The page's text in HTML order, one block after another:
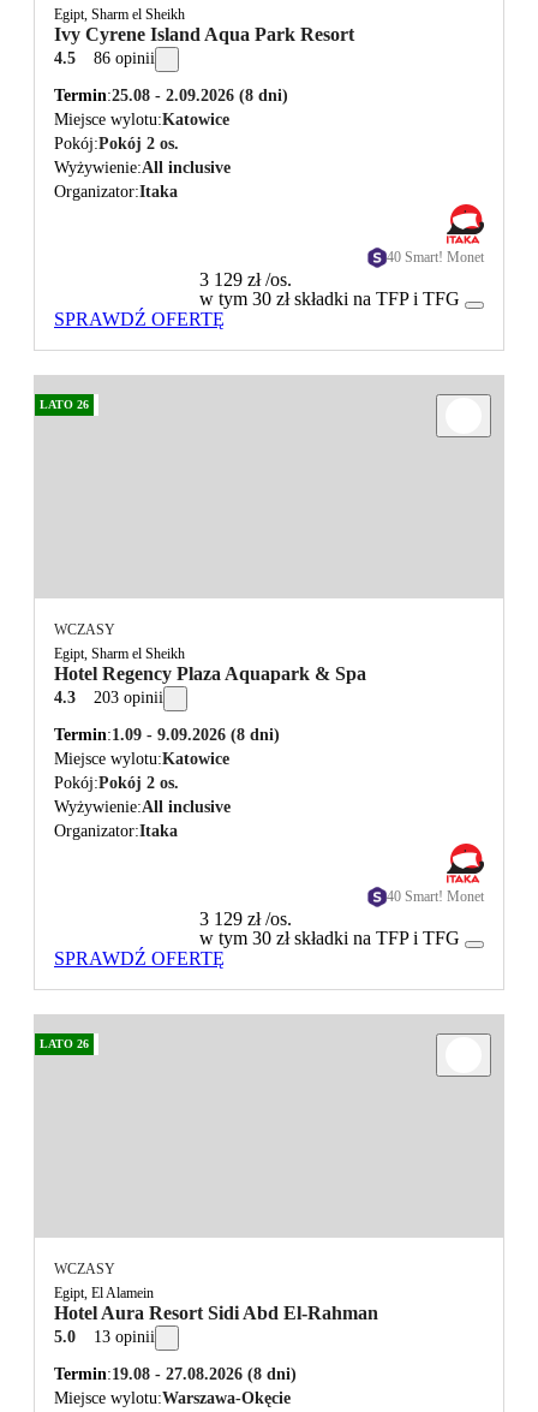
Egipt, Sharm el Sheikh
Ivy Cyrene Island Aqua Park Resort
4.5 86 opinii
Termin 25.08 - 2.09.2026 (8 dni)
Miejsce wylotu Katowice
Pokój Pokój 2 os.
Wyżywienie All inclusive
Organizator Itaka
40 Smart! Monet
3 129 zł/os.
w tym 30 zł składki na TFP i TFG
SPRAWDŹ OFERTĘ
LATO 26
WCZASY
Egipt, Sharm el Sheikh
Hotel Regency Plaza Aquapark & Spa
4.3 203 opinii
Termin 1.09 - 9.09.2026 (8 dni)
Miejsce wylotu Katowice
Pokój Pokój 2 os.
Wyżywienie All inclusive
Organizator Itaka
40 Smart! Monet
3 129 zł/os.
w tym 30 zł składki na TFP i TFG
SPRAWDŹ OFERTĘ
LATO 26
WCZASY
Egipt, El Alamein
Hotel Aura Resort Sidi Abd El-Rahman
5.0 13 opinii
Termin 19.08 - 27.08.2026 (8 dni)
Miejsce wylotu Warszawa-Okęcie